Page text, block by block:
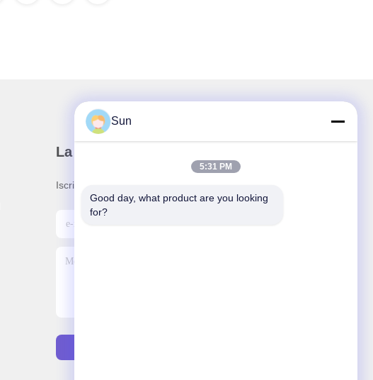
La nostra newsletter
Iscriviti alla nostra newsletter per sconti e altro.
Sun
5:31 PM
Good day, what product are you looking
for?